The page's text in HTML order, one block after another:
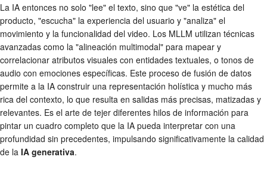
La IA entonces no solo "lee" el texto, sino que "ve" la estética del
producto, "escucha" la experiencia del usuario y "analiza" el
movimiento y la funcionalidad del video. Los MLLM utilizan técnicas
avanzadas como la "alineación multimodal" para mapear y
correlacionar atributos visuales con entidades textuales, o tonos de
audio con emociones específicas. Este proceso de fusión de datos
permite a la IA construir una representación holística y mucho más
rica del contexto, lo que resulta en salidas más precisas, matizadas y
relevantes. Es el arte de tejer diferentes hilos de información para
pintar un cuadro completo que la IA pueda interpretar con una
profundidad sin precedentes, impulsando significativamente la calidad
de la IA generativa.